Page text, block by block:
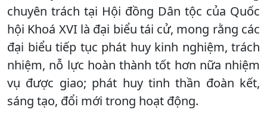
chuyên trách tại Hội đồng Dân tộc của Quốc
hội Khoá XVI là đại biểu tái cử, mong rằng các
đại biểu tiếp tục phát huy kinh nghiệm, trách
nhiệm, nỗ lực hoàn thành tốt hơn nữa nhiệm
vụ được giao; phát huy tinh thần đoàn kết,
sáng tạo, đổi mới trong hoạt động.